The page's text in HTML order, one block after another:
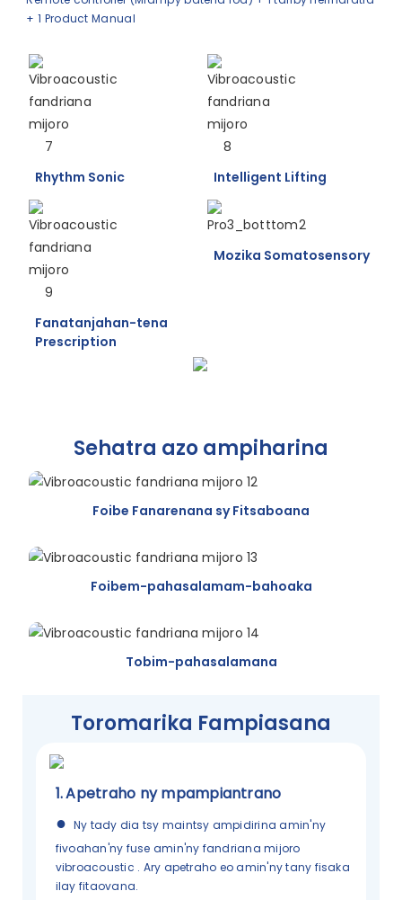
+ 1 Product Manual
Rhythm Sonic Intelligent Lifting
Fanatanjahan-tena
Prescription
Mozika Somatosensory
Sehatra azo ampiharina
Foibe Fanarenana sy Fitsaboana
Foibem-pahasalamam-bahoaka
Tobim-pahasalamana
Toromarika Fampiasana
1.Apetraho ny mpampiantrano
● Ny tady dia tsy maintsy ampidirina amin'ny
fivoahan'ny fuse amin'ny fandriana mijoro
vibroacoustic . Ary apetraho eo amin'ny tany fisaka
ilay fitaovana.